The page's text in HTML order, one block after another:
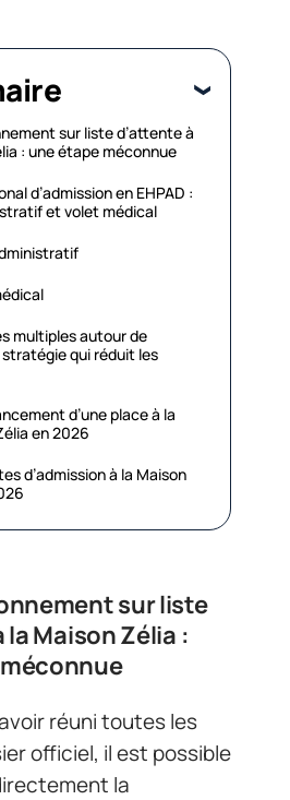
sur liste d’attente à
: une étape méconnue
d’admission en EHPAD :
et volet médical
multiples autour de
stratégie qui réduit les
d’une place à la
en 2026
d’admission à la Maison
sur liste
la Maison Zélia :
réuni toutes les
officiel, il est possible
la